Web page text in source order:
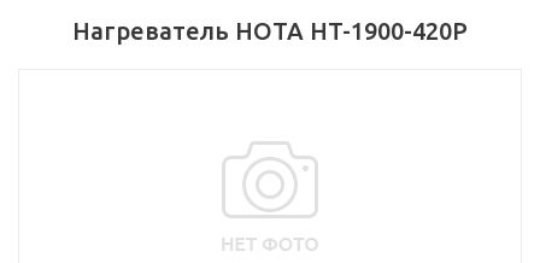
Нагреватель HOTA HT-1900-420P